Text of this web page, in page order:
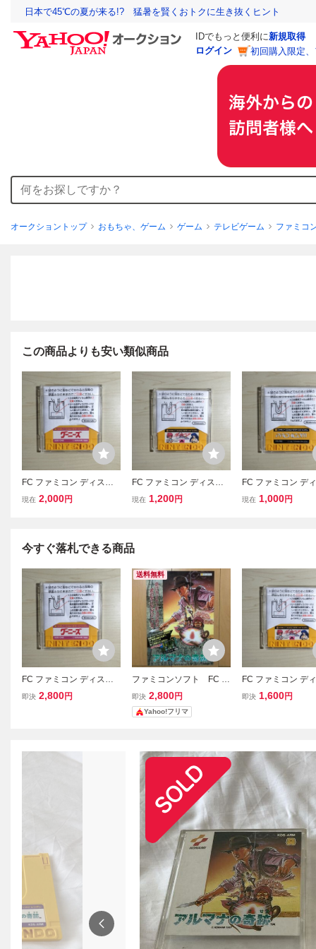
日本で45℃の夏が来る!? 猛暑を賢くおトクに生き抜くヒント
IDでもっと便利に新規取得
ログイン
初回購入限定
オークショントップ おもちゃ、ゲーム ゲーム テレビゲーム ファミコ
この商品よりも安い類似商品
FC ファミコン ディスク
システム ディスクカード
現在 2,000円
FC ファミコン ディスク
システム ディスクカード
現在 1,200円
FC ファミコン デ
システム ディスク
現在 1,000円
今すぐ落札できる商品
FC ファミコン ディスク
システム ディスクカード
即決 2,800円
送料無料
ファミコンソフト FC デ
ィスクシステム アルマ
ナの奇跡チラシのみ
即決 2,800円
Yahoo!フリマ
FC ファミコン デ
システム ディスク
即決 1,600円